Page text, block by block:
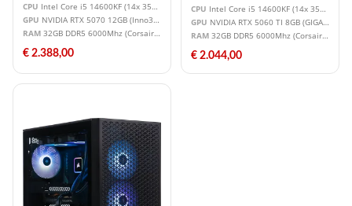
CPU Intel Core i5 14600KF (14x 3500MHz - Turbo 5300MHz)
GPU NVIDIA RTX 5070 12GB (Inno3D RTX 5070 TWIN X2) AANBIEDING!
RAM 32GB DDR5 6000Mhz (Corsair Vengeance RGB) PREMIUM RGB
€ 2.388,00
CPU Intel Core i5 14600KF (14x 3500MHz
GPU NVIDIA RTX 5060 TI 8GB (GIGABYTE
RAM 32GB DDR5 6000Mhz (Corsair
€ 2.044,00